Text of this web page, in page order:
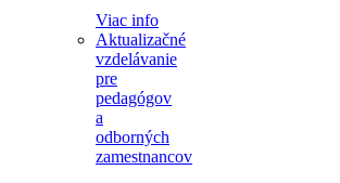
Viac info
Aktualizačné
vzdelávanie
pre
pedagógov
a
odborných
zamestnancov